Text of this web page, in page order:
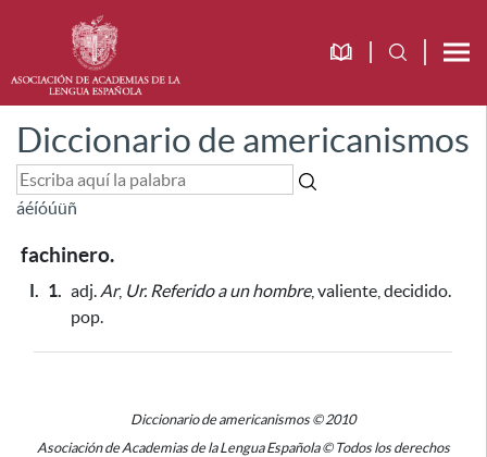
Diccionario de americanismos
áéíóúüñ
fachinero.
I. 1. adj. Ar, Ur. Referido a un hombre, valiente, decidido.
pop.
Diccionario de americanismos © 2010
Asociación de Academias de la Lengua Española © Todos los derechos